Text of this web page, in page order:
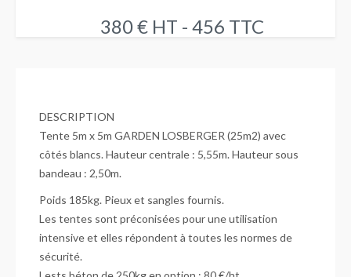
380 € HT - 456 TTC
DESCRIPTION
Tente 5m x 5m GARDEN LOSBERGER (25m2) avec
côtés blancs. Hauteur centrale : 5,55m. Hauteur sous
bandeau : 2,50m.
Poids 185kg. Pieux et sangles fournis.
Les tentes sont préconisées pour une utilisation
intensive et elles répondent à toutes les normes de
sécurité.